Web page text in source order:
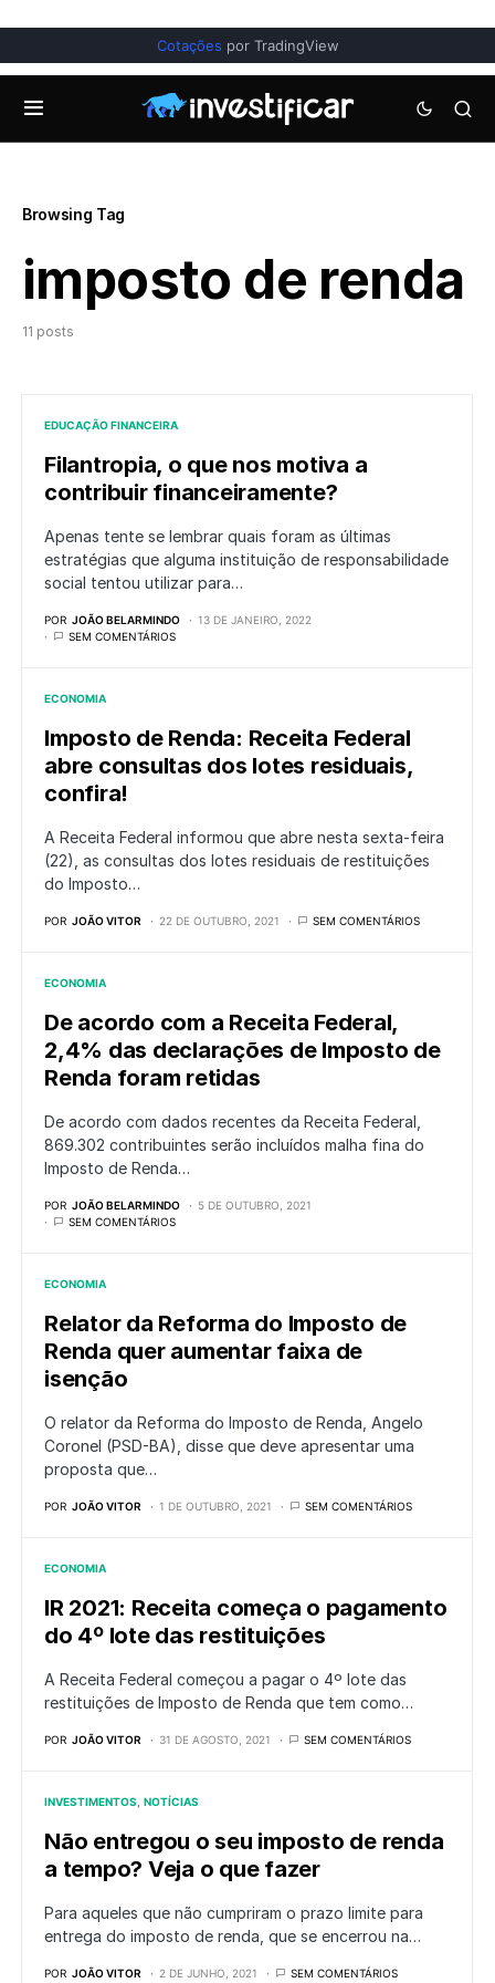
Cotações por TradingView
Browsing Tag
imposto de renda
11 posts
EDUCAÇÃO FINANCEIRA
Filantropia, o que nos motiva a
contribuir financeiramente?
Apenas tente se lembrar quais foram as últimas
estratégias que alguma instituição de responsabilidade
social tentou utilizar para…
POR JOÃO BELARMINDO
13 DE JANEIRO, 2022
SEM COMENTÁRIOS
ECONOMIA
Imposto de Renda: Receita Federal
abre consultas dos lotes residuais,
confira!
A Receita Federal informou que abre nesta sexta-feira
(22), as consultas dos lotes residuais de restituições
do Imposto…
POR JOÃO VITOR 22 DE OUTUBRO, 2021 SEM COMENTÁRIOS
ECONOMIA
De acordo com a Receita Federal,
2,4% das declarações de Imposto de
Renda foram retidas
De acordo com dados recentes da Receita Federal,
869.302 contribuintes serão incluídos malha fina do
Imposto de Renda…
POR JOÃO BELARMINDO
5 DE OUTUBRO, 2021
SEM COMENTÁRIOS
ECONOMIA
Relator da Reforma do Imposto de
Renda quer aumentar faixa de
isenção
O relator da Reforma do Imposto de Renda, Angelo
Coronel (PSD-BA), disse que deve apresentar uma
proposta que…
POR JOÃO VITOR 1 DE OUTUBRO, 2021 SEM COMENTÁRIOS
ECONOMIA
IR 2021: Receita começa o pagamento
do 4º lote das restituições
A Receita Federal começou a pagar o 4º lote das
restituições de Imposto de Renda que tem como…
POR JOÃO VITOR 31 DE AGOSTO, 2021 SEM COMENTÁRIOS
INVESTIMENTOS NOTÍCIAS
Não entregou o seu imposto de renda
a tempo? Veja o que fazer
Para aqueles que não cumpriram o prazo limite para
entrega do imposto de renda, que se encerrou na…
POR JOÃO VITOR 2 DE JUNHO, 2021 SEM COMENTÁRIOS